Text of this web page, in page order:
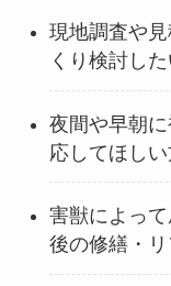
現地調査や
くり検討し
夜間や早朝
応してほし
害獣によっ
後の修繕・